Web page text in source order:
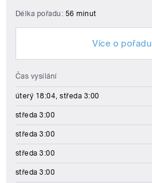
Délka pořadu: 56 minut
Více o pořadu
Čas vysílání
úterý 18:04, středa 3:00
středa 3:00
středa 3:00
středa 3:00
středa 3:00